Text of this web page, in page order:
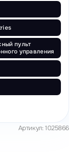
пульт
управления
Артикул: 1025866